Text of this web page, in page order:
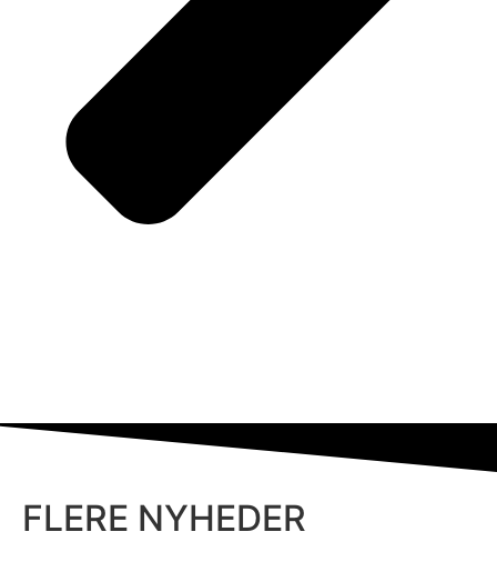
FLERE NYHEDER